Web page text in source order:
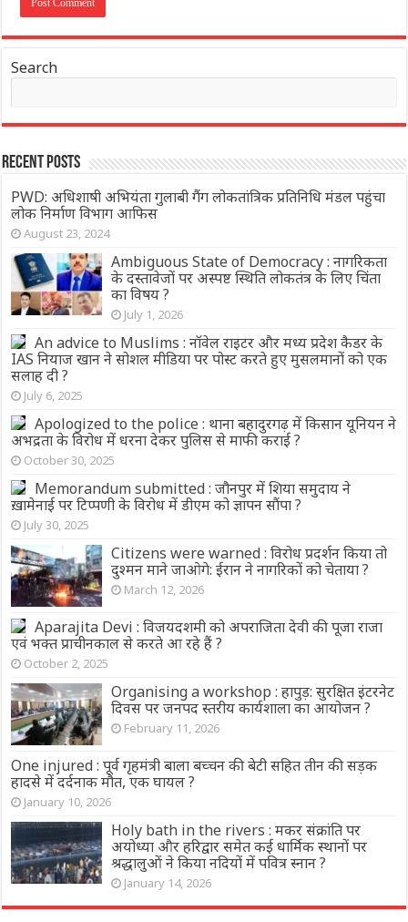
Search
Recent Posts
PWD: अधिशाषी अभियंता गुलाबी गैंग लोकतांत्रिक प्रतिनिधि मंडल पहुंचा
लोक निर्माण विभाग आफिस
August 23, 2024
Ambiguous State of Democracy : नागरिकता
के दस्तावेजों पर अस्पष्ट स्थिति लोकतंत्र के लिए चिंता
का विषय ?
July 1, 2026
An advice to Muslims : नॉवेल राइटर और मध्य प्रदेश कैडर के
IAS नियाज खान ने सोशल मीडिया पर पोस्ट करते हुए मुसलमानों को एक
सलाह दी ?
July 6, 2025
Apologized to the police : थाना बहादुरगढ़ में किसान यूनियन ने
अभद्रता के विरोध में धरना देकर पुलिस से माफी कराई ?
October 30, 2025
Memorandum submitted : जौनपुर में शिया समुदाय ने
ख़ामेनाई पर टिप्पणी के विरोध में डीएम को ज्ञापन सौंपा ?
July 30, 2025
Citizens were warned : विरोध प्रदर्शन किया तो
दुश्मन माने जाओगे: ईरान ने नागरिकों को चेताया ?
March 12, 2026
Aparajita Devi : विजयदशमी को अपराजिता देवी की पूजा राजा
एवं भक्त प्राचीनकाल से करते आ रहे हैं ?
October 2, 2025
Organising a workshop : हापुड़: सुरक्षित इंटरनेट
दिवस पर जनपद स्तरीय कार्यशाला का आयोजन ?
February 11, 2026
One injured : पूर्व गृहमंत्री बाला बच्चन की बेटी सहित तीन की सड़क
हादसे में दर्दनाक मौत, एक घायल ?
January 10, 2026
Holy bath in the rivers : मकर संक्रांति पर
अयोध्या और हरिद्वार समेत कई धार्मिक स्थानों पर
श्रद्धालुओं ने किया नदियों में पवित्र स्नान ?
January 14, 2026